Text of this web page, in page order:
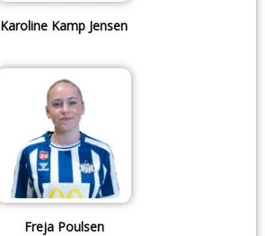
Karoline Kamp Jensen
Freja Poulsen